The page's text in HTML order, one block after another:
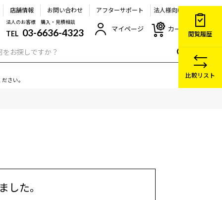
店舗情報 お問い合わせ アフターサポート 法人様向け
法人のお客様 購入・見積相談
TEL 03-6636-4323 マイページ カート
さい。
した。
閲覧履歴
比較リスト